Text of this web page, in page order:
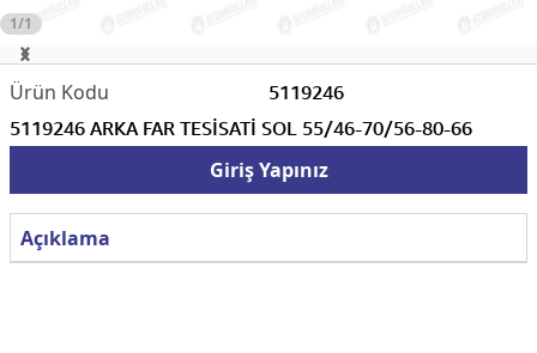
1/1
5119246
5119246 ARKA FAR TESİSATİ SOL 55/46-70/56-80-66
Giriş Yapınız
Açıklama